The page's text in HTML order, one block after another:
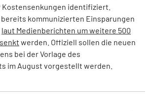
identifiziert.
kommunizierten Einsparungen
laut Medienberichten um weitere 500
werden. Offiziell sollen die neuen
bei der Vorlage des
im August vorgestellt werden.